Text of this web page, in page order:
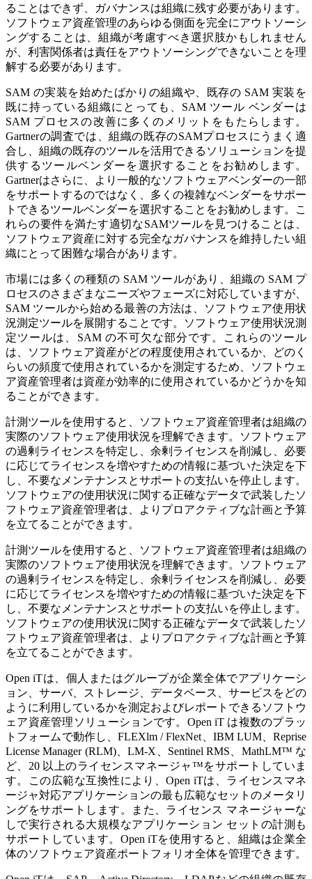
ることはできず、ガバナンスは組織に残す必要があります。
ソフトウェア資産管理のあらゆる側面を完全にアウトソーシ
ングすることは、組織が考慮すべき選択肢かもしれません
が、利害関係者は責任をアウトソーシングできないことを理
解する必要があります。
SAM の実装を始めたばかりの組織や、既存の SAM 実装を
既に持っている組織にとっても、SAM ツール ベンダーは
SAM プロセスの改善に多くのメリットをもたらします。
Gartnerの調査では、組織の既存のSAMプロセスにうまく適
合し、組織の既存のツールを活用できるソリューションを提
供するツールベンダーを選択することをお勧めします。
Gartnerはさらに、より一般的なソフトウェアベンダーの一部
をサポートするのではなく、多くの複雑なベンダーをサポー
トできるツールベンダーを選択することをお勧めします。こ
れらの要件を満たす適切なSAMツールを見つけることは、
ソフトウェア資産に対する完全なガバナンスを維持したい組
織にとって困難な場合があります。
市場には多くの種類の SAM ツールがあり、組織の SAM プ
ロセスのさまざまなニーズやフェーズに対応していますが、
SAM ツールから始める最善の方法は、ソフトウェア使用状
況測定ツールを展開することです。ソフトウェア使用状況測
定ツールは、SAM の不可欠な部分です。これらのツール
は、ソフトウェア資産がどの程度使用されているか、どのく
らいの頻度で使用されているかを測定するため、ソフトウェ
ア資産管理者は資産が効率的に使用されているかどうかを知
ることができます。
計測ツールを使用すると、ソフトウェア資産管理者は組織の
実際のソフトウェア使用状況を理解できます。ソフトウェア
の過剰ライセンスを特定し、余剰ライセンスを削減し、必要
に応じてライセンスを増やすための情報に基づいた決定を下
し、不要なメンテナンスとサポートの支払いを停止します。
ソフトウェアの使用状況に関する正確なデータで武装したソ
フトウェア資産管理者は、よりプロアクティブな計画と予算
を立てることができます。
計測ツールを使用すると、ソフトウェア資産管理者は組織の
実際のソフトウェア使用状況を理解できます。ソフトウェア
の過剰ライセンスを特定し、余剰ライセンスを削減し、必要
に応じてライセンスを増やすための情報に基づいた決定を下
し、不要なメンテナンスとサポートの支払いを停止します。
ソフトウェアの使用状況に関する正確なデータで武装したソ
フトウェア資産管理者は、よりプロアクティブな計画と予算
を立てることができます。
Open iTは、個人またはグループが企業全体でアプリケーシ
ョン、サーバ、ストレージ、データベース、サービスをどの
ように利用しているかを測定およびレポートできるソフトウ
ェア資産管理ソリューションです。Open iT は複数のプラッ
トフォームで動作し、FLEXlm / FlexNet、IBM LUM、Reprise
License Manager (RLM)、LM-X、Sentinel RMS、MathLM™ な
ど、20 以上のライセンスマネージャ™をサポートしていま
す。この広範な互換性により、Open iTは、ライセンスマネ
ージャ対応アプリケーションの最も広範なセットのメータリ
ングをサポートします。また、ライセンス マネージャーな
しで実行される大規模なアプリケーション セットの計測も
サポートしています。Open iTを使用すると、組織は企業全
体のソフトウェア資産ポートフォリオ全体を管理できます。